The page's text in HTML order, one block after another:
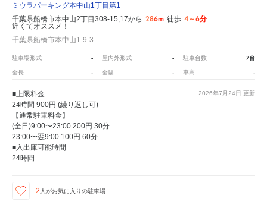
ミウラパーキング本中山1丁目第1
千葉県船橋市本中山2丁目308-15,17から 286m 徒歩 4～6分
近くてオススメ！
千葉県船橋市本中山1-9-3
駐車場形式 - 屋内外形式 - 駐車台数 7台
全長 - 全幅 - 車高 -
2026年7月24日 更新
■上限料金
24時間 900円 (繰り返し可)
【通常駐車料金】
(全日)9:00〜23:00 200円 30分
23:00〜翌9:00 100円 60分
■入出庫可能時間
24時間
2 人がお気に入りの駐車場